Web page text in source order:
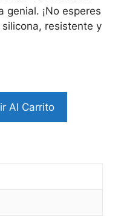
genial. ¡No esperes
resistente y
Al Carrito